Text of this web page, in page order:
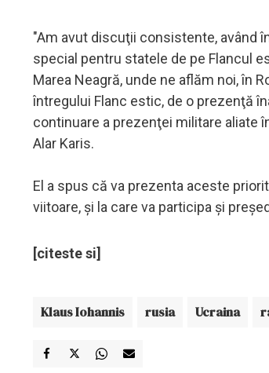
"Am avut discuţii consistente, având
special pentru statele de pe Flancul
Marea Neagră, unde ne aflăm noi, în
întregului Flanc estic, de o prezenţă
continuare a prezenţei militare aliate
Alar Karis.
El a spus că va prezenta aceste
viitoare, şi la care va participa şi
[citeste si]
Klaus Iohannis rusia Ucraina